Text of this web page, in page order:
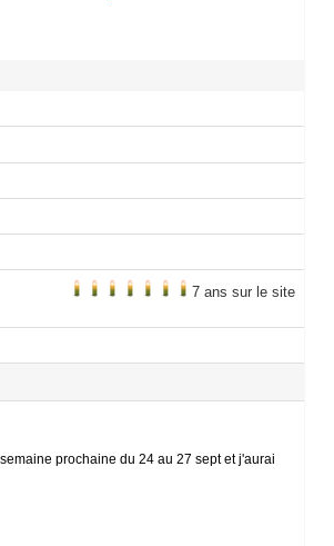
7 ans sur le site
prochaine du 24 au 27 sept et j'aurai